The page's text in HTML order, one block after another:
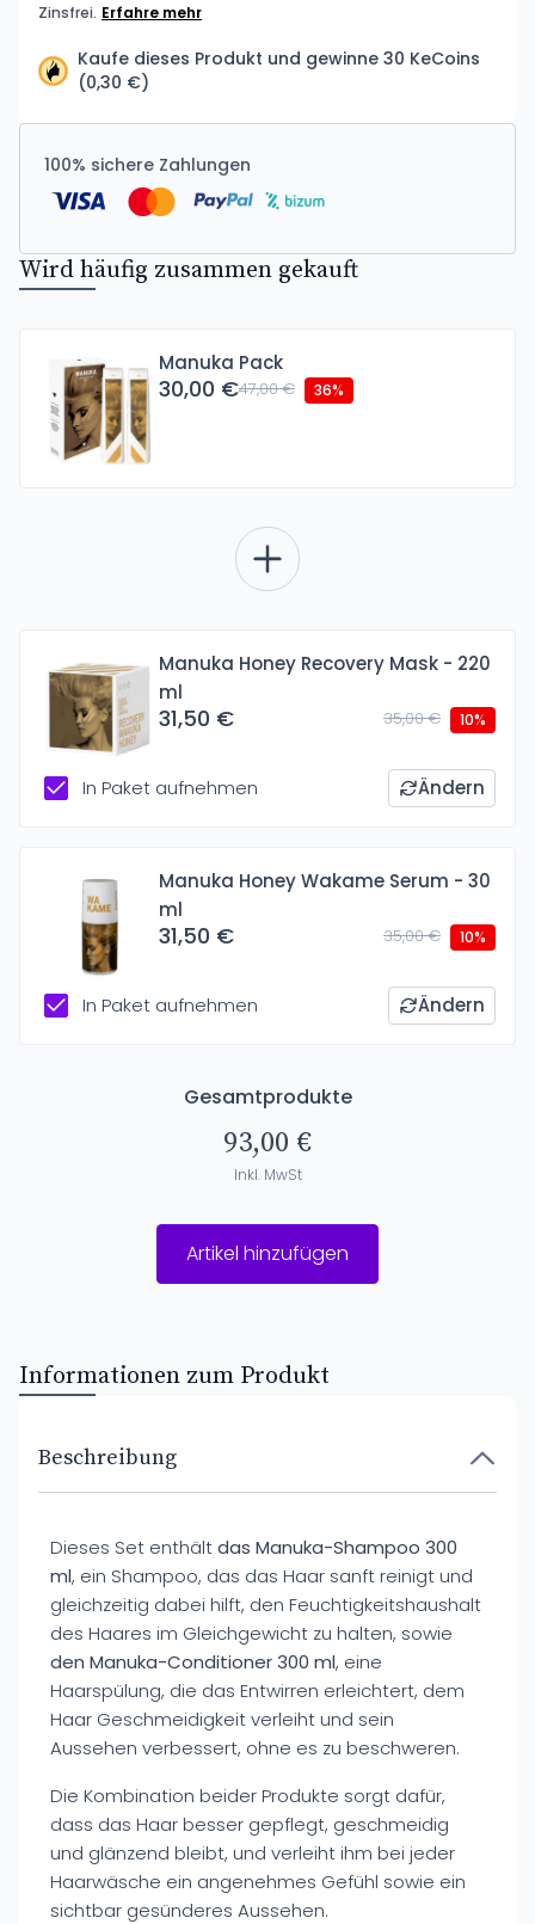
Kaufe dieses Produkt und gewinne 30 KeCoins
(0,30 €)
100% sichere Zahlungen
Wird häufig zusammen gekauft
Manuka Pack
30,00 €47,00 € 36%
Manuka Honey Recovery Mask - 220
ml
31,50 € 35,00 € 10%
In Paket aufnehmen Ändern
Manuka Honey Wakame Serum - 30
ml
31,50 € 35,00 € 10%
In Paket aufnehmen Ändern
Gesamtprodukte
93,00 €
Inkl. MwSt
Artikel hinzufügen
Informationen zum Produkt
Beschreibung
Dieses Set enthältdas Manuka-Shampoo 300
ml, ein Shampoo, das das Haar sanft reinigt und
gleichzeitig dabei hilft, den Feuchtigkeitshaushalt
des Haares im Gleichgewicht zu halten, sowie
den Manuka-Conditioner 300 ml, eine
Haarspülung, die das Entwirren erleichtert, dem
Haar Geschmeidigkeit verleiht und sein
Aussehen verbessert, ohne es zu beschweren.
Die Kombination beider Produkte sorgt dafür,
dass das Haar besser gepflegt, geschmeidig
und glänzend bleibt, und verleiht ihm bei jeder
Haarwäsche ein angenehmes Gefühl sowie ein
sichtbar gesünderes Aussehen.